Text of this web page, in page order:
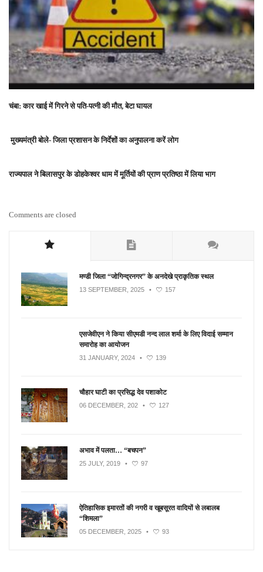
चंबा: कार खाई में गिरने से पति-पत्नी की मौत, बेटा घायल
मुख्यमंत्री बोले- जिला प्रशासन के निर्देशों का अनुपालना करें लोग
राज्यपाल ने बिलासपुर के डोहकेश्वर धाम में मूर्तियों की प्राण प्रतिष्ठा में लिया भाग
Comments are closed
मण्डी जिला “जोगिन्द्रनगर” के अनदेखे प्राकृतिक स्थल
13 SEPTEMBER, 2025 • 157
एसजेवीएन ने किया सीएमडी नन्‍द लाल शर्मा के लिए विदाई सम्मान
समारोह का आयोजन
31 JANUARY, 2024 • 139
चौहार घाटी का प्रसिद्ध देव पशाकोट
06 DECEMBER, 202 • 127
अभाव में पलता… “बचपन”
25 JULY, 2019 • 97
ऐतिहासिक इमारतों की नगरी व खूबसूरत वादियों से लबालब
“शिमला”
05 DECEMBER, 2025 • 93